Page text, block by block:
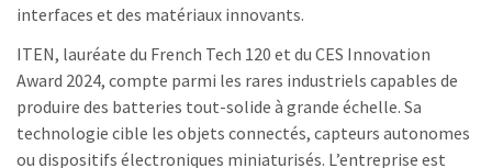
interfaces et des matériaux innovants.
ITEN, lauréate du French Tech 120 et du CES Innovation
Award 2024, compte parmi les rares industriels capables de
produire des batteries tout-solide à grande échelle. Sa
technologie cible les objets connectés, capteurs autonomes
ou dispositifs électroniques miniaturisés. L’entreprise est